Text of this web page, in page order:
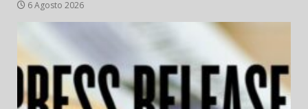
6 Agosto 2026